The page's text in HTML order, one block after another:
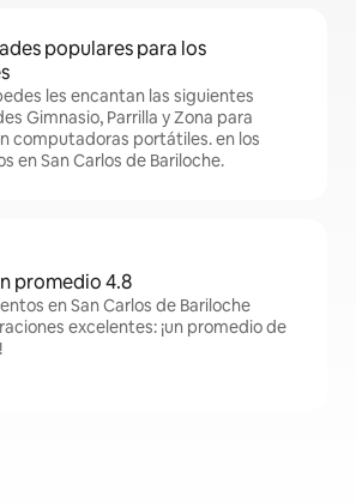
populares para los
les encantan las siguientes
Gimnasio, Parrilla y Zona para
computadoras portátiles. en los
en San Carlos de Bariloche.
promedio 4.8
en San Carlos de Bariloche
excelentes: ¡un promedio de